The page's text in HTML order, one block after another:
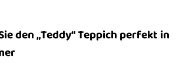
den „Teddy“ Teppich perfekt in